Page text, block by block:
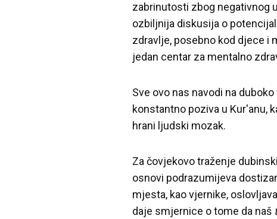
zabrinutosti zbog negativnog
ozbiljnija diskusija o
zdravlje, posebno kod djece i
jedan centar za mentalno
Sve ovo nas navodi na
konstantno poziva u Kur'anu,
hrani ljudski mozak.
Za čovjekovo traženje
osnovi podrazumijeva
mjesta, kao vjernike, oslovljava
daje smjernice o tome da naš